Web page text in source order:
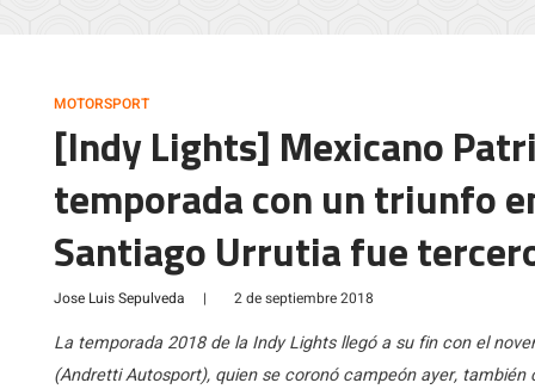
MOTORSPORT
[Indy Lights] Mexicano
temporada con un triunfo
Santiago Urrutia fue
Jose Luis Sepulveda | 2 de septiembre 2018
La temporada 2018 de la Indy Lights llegó a su fin con el
(Andretti Autosport), quien se coronó campeón ayer,